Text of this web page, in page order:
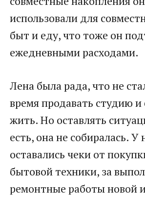
использовали для
быт и еду, что тоже он
ежедневными расходами.
Лена была рада, что не
время продавать студию и
жить. Но оставлять
есть, она не собиралась. У
оставались чеки от
бытовой техники, за
ремонтные работы новой